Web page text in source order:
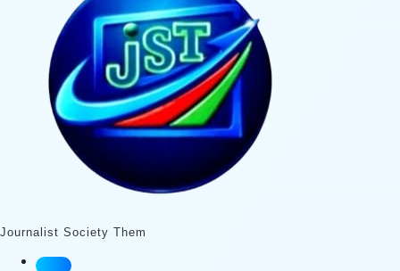
Journalist Society Them